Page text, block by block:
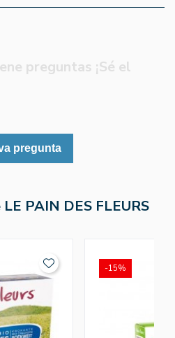
preguntas ¡Sé el
pregunta
PAIN DES FLEURS
-15%